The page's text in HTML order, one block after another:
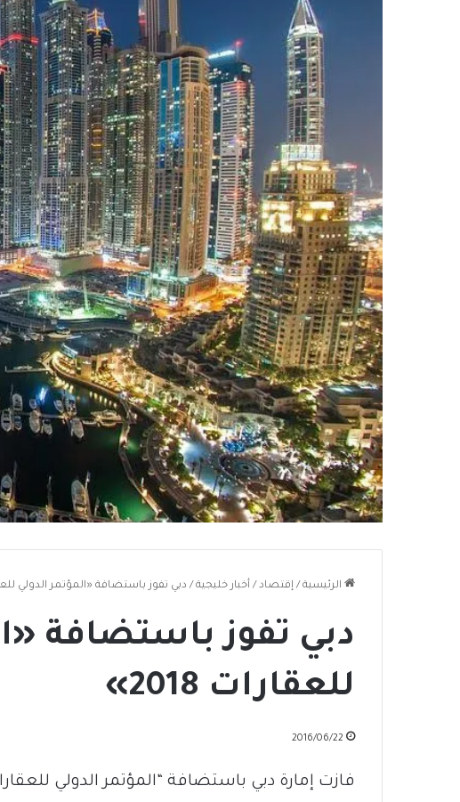
الرئيسية / إقتصاد / أخبار خليجية / دبي تفوز باستضافة «المؤتمر الدولي
دبي تفوز باستضافة
للعقارات 2018»
2016/06/22